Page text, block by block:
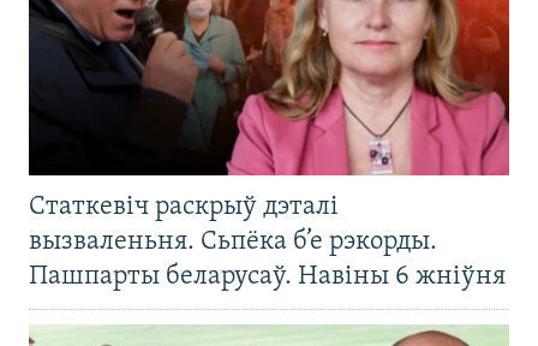
Статкевіч раскрыў дэталі
вызваленьня. Сьпёка б’е рэкорды.
Пашпарты беларусаў. Навіны 6 жніўня